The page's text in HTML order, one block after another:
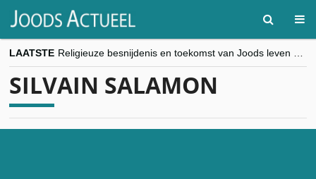
LAATSTE
“Besnijdenisdebat toont hoe moeilijk seculiere Westen minderheden begrijpt”, Jinnih Beels (Vooruit)
SILVAIN SALAMON